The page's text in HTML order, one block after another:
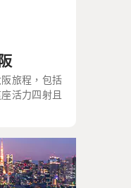
旅程，包括
活力四射且